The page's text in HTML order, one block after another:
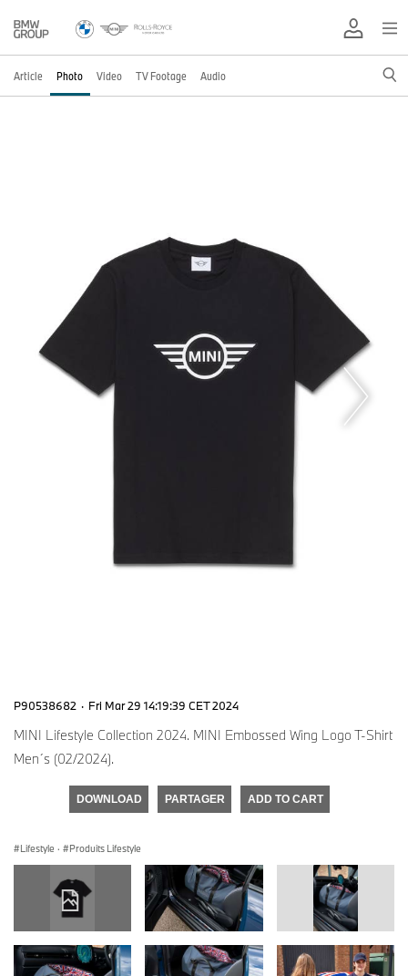
Article Photo Video TV Footage Audio
P90538682 · Fri Mar 29 14:19:39 CET 2024
MINI Lifestyle Collection 2024. MINI Embossed Wing Logo T-Shirt
Men´s (02/2024).
DOWNLOAD PARTAGER ADD TO CART
Lifestyle · Produits Lifestyle